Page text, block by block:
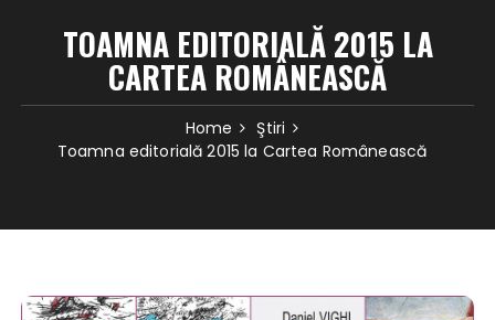
TOAMNA EDITORIALĂ 2015 LA
CARTEA ROMÂNEASCĂ
Home
Ştiri
Toamna editorială 2015 la Cartea Românească